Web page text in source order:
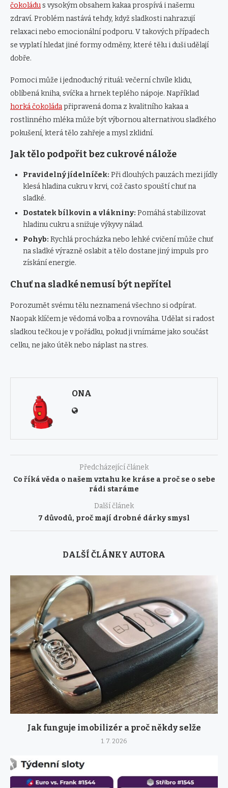
čokoládus vysokým obsahem kakaa prospívá i našemu
zdraví. Problém nastává tehdy, když sladkosti nahrazují
relaxaci nebo emocionální podporu. V takových případech
se vyplatí hledat jiné formy odměny, které tělu i duši udělají
dobře.
Pomoci může i jednoduchý rituál: večerní chvíle klidu,
oblíbená kniha, svíčka a hrnek teplého nápoje. Například
horká čokoládapřipravená doma z kvalitního kakaa a
rostlinného mléka může být výbornou alternativou sladkého
pokušení, která tělo zahřeje a mysl zklidní.
Jak tělo podpořit bez cukrové nálože
Pravidelný jídelníček: Při dlouhých pauzách mezi jídly
klesá hladina cukru v krvi, což často spouští chuť na
sladké.
Dostatek bílkovin a vlákniny: Pomáhá stabilizovat
hladinu cukru a snižuje výkyvy nálad.
Pohyb: Rychlá procházka nebo lehké cvičení může chuť
na sladké výrazně oslabit a tělo dostane jiný impuls pro
získání energie.
Chuť na sladké nemusí být nepřítel
Porozumět svému tělu neznamená všechno si odpírat.
Naopak klíčem je vědomá volba a rovnováha. Udělat si radost
sladkou tečkou je v pořádku, pokud ji vnímáme jako součást
celku, ne jako útěk nebo náplast na stres.
ONA
Předcházející článek
Co říká věda o našem vztahu ke kráse a proč se o sebe
rádi staráme
Další článek
7 důvodů, proč mají drobné dárky smysl
DALŠÍ ČLÁNKY AUTORA
Jak funguje imobilizér a proč někdy selže
1. 7. 2026